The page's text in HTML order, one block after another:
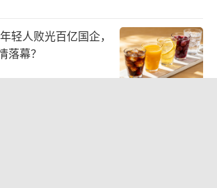
凯盛新材股价持续上涨，从年初
至目前的28.90元/股，年内涨
而以14.78元/股的换股价计算，
轻人败光百亿国企，
落幕？